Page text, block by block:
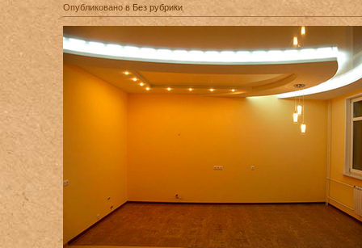
Опубликовано вБез рубрики